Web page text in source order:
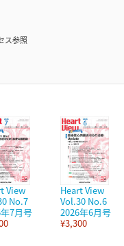
ス参照
View
No.7
7月号
Heart View
Vol.30 No.6
2026年6月号
¥3,300